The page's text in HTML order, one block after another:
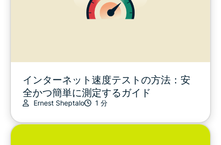
インターネット速度テストの方法：安
全かつ簡単に測定するガイド
Ernest Sheptalo 1 分